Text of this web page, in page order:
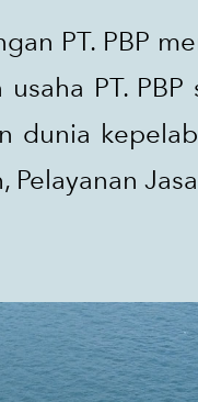
PT. PBP
PT.